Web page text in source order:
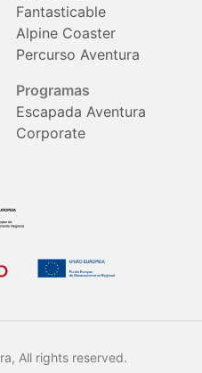
Fantasticable
Alpine Coaster
Percurso Aventura
Programas
Escapada Aventura
Corporate
All rights reserved.